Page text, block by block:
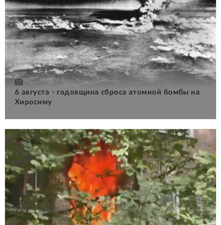
6 августа - годовщина сброса атомной бомбы на
Хиросиму